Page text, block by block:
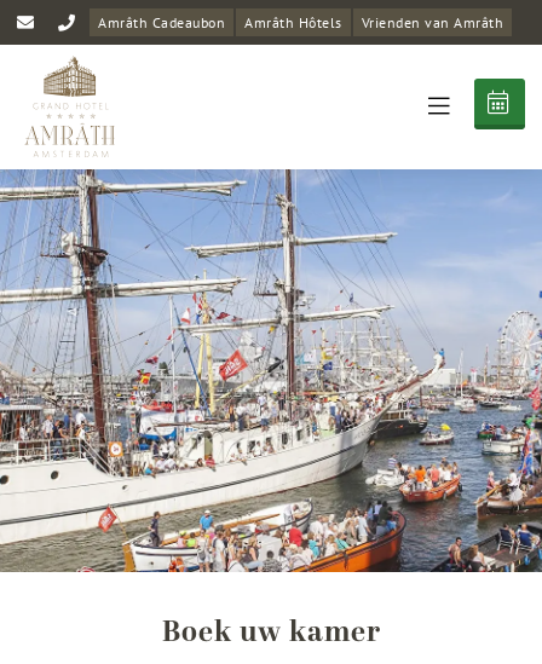
Amrâth Cadeaubon Amrâth Hôtels Vrienden van Amrâth
Boek uw kamer